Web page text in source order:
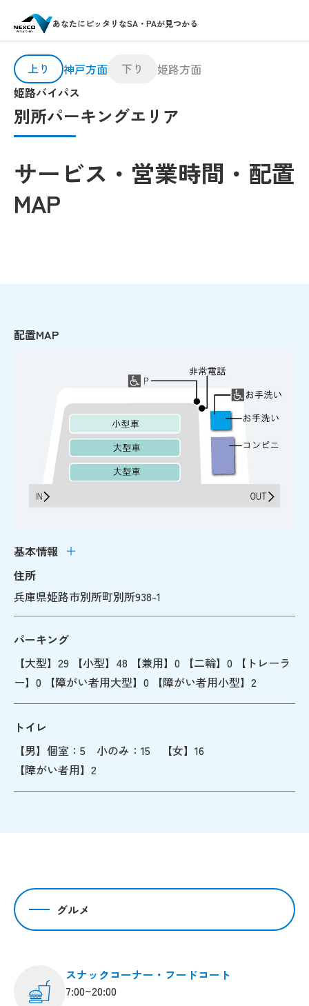
あなたにピッタリなSA・PAが見つかる
姫路バイパス
別所パーキングエリア
上り 神戸方面 下り 姫路方面
サービス・営業時間・配置
MAP
基本情報
住所
兵庫県姫路市別所町別所938-1
パーキング
【大型】29 【小型】48 【兼用】0 【二輪】0 【トレーラ
ー】0 【障がい者用大型】0 【障がい者用小型】2
トイレ
【男】個室：5 小のみ：15 【女】16
【障がい者用】2
配置MAP
グルメ
スナックコーナー・フードコート
7:00~20:00